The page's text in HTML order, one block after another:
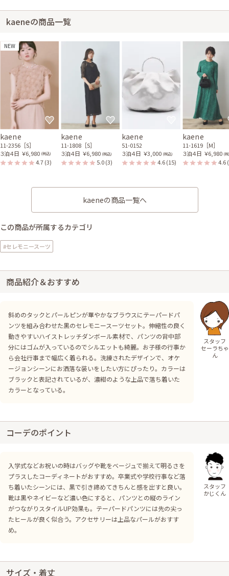
kaeneの商品一覧
NEW
kaene
11-2356［S］
３泊４日 ￥6,980 (税込)
4.7(3)
kaene
11-1808［S］
３泊４日 ￥6,980 (税込)
5.0(3)
kaene
51-0152
３泊４日 ￥3,000 (税込)
4.6(15)
kaene
11-1619［M］
３泊４日 ￥6,980 (
4.6
kaeneの商品一覧へ
この商品が所属するカテゴリ
#セレモニースーツ
商品紹介＆おすすめ
斜めのタックとパールピンが華やかなブラウスにテーパードパ
ンツを組み合わせた黒のセレモニースーツセット。伸縮性の良く
動きやすいハイストレッチダンボール素材で、パンツの背中部
分にはゴムが入っているのでシルエットも綺麗。お子様の行事か
ら会社行事まで幅広く着られる。洗練されたデザインで、オケ
ージョンシーンにお洒落な装いをしたい方にぴったり。カラーは
ブラックと表記されているが、濃紺のような上品で落ち着いた
カラーとなっている。
スタッフ
セーラちゃ
ん
コーデのポイント
入学式などお祝いの時はバッグや靴をベージュで揃えて明るさを
プラスしたコーディネートがおすすめ。卒業式や学校行事など落
ち着いたシーンには、黒で引き締めてきちんと感を出すと良い。
靴は黒やネイビーなど濃い色にすると、パンツとの縦のライン
がつながりスタイルUP効果も。テーパードパンツには先の尖っ
たヒールが良く似合う。アクセサリーは上品なパールがおすす
め。
スタッフ
かじくん
サイズ・着丈